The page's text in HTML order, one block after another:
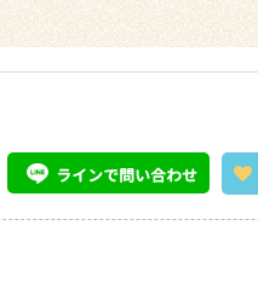
ラインで問い合わせ